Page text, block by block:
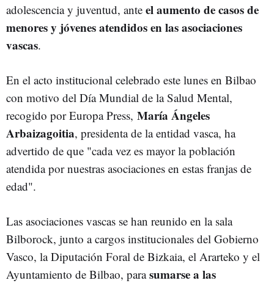
adolescencia y juventud, ante el aumento de casos de
menores y jóvenes atendidos en las asociaciones
vascas.
En el acto institucional celebrado este lunes en Bilbao
con motivo del Día Mundial de la Salud Mental,
recogido por Europa Press, María Ángeles
Arbaizagoitia, presidenta de la entidad vasca, ha
advertido de que "cada vez es mayor la población
atendida por nuestras asociaciones en estas franjas de
edad".
Las asociaciones vascas se han reunido en la sala
Bilborock, junto a cargos institucionales del Gobierno
Vasco, la Diputación Foral de Bizkaia, el Ararteko y el
Ayuntamiento de Bilbao, parasumarse a las